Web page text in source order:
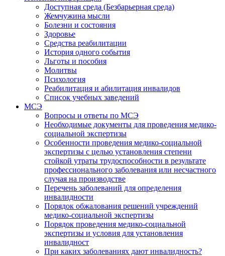
Доступная среда (Безбарьерная среда)
Жемчужина мысли
Болезни и состояния
Здоровье
Средства реабилитации
История одного события
Льготы и пособия
Молитвы
Психология
Реабилитация и абилитация инвалидов
Список учебных заведений
МСЭ
Вопросы и ответы по МСЭ
Необходимые документы для проведения медико-
социальной экспертизы
Особенности проведения медико-социальной
экспертизы с целью установления степени
стойкой утраты трудоспособности в результате
профессионального заболевания или несчастного
случая на производстве
Перечень заболеваний для определения
инвалидности
Порядок обжалования решений учреждений
медико-социальной экспертизы
Порядок проведения медико-социальной
экспертизы и условия для установления
инвалидност
При каких заболеваниях дают инвалидность?